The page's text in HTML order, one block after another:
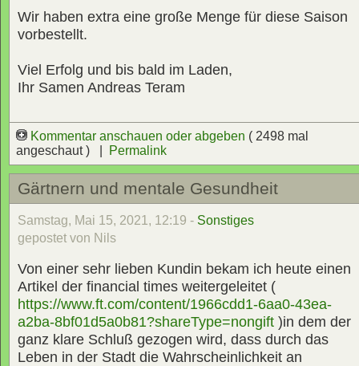
Wir haben extra eine große Menge für diese Saison
vorbestellt.
Viel Erfolg und bis bald im Laden,
Ihr Samen Andreas Teram
Kommentar anschauen oder abgeben ( 2498 mal
angeschaut ) |
Permalink
Gärtnern und mentale Gesundheit
Samstag, Mai 15, 2021, 12:19 - Sonstiges
gepostet von Nils
Von einer sehr lieben Kundin bekam ich heute einen
Artikel der financial times weitergeleitet (
https://www.ft.com/content/1966cdd1-6aa0-43ea-
a2ba-8bf01d5a0b81?shareType=nongift )in dem der
ganz klare Schluß gezogen wird, dass durch das
Leben in der Stadt die Wahrscheinlichkeit an